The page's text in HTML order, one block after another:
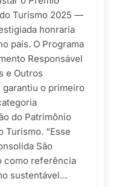
Turismo 2025 —
honraria
país. O Programa
Responsável
e Outros
garantiu o primeiro
do Patrimônio
Turismo. “Esse
São
como referência
sustentável…